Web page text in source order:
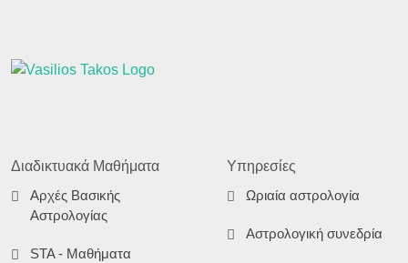
Διαδικτυακά Μαθήματα
Αρχές Βασικής
Αστρολογίας
STA - Μαθήματα
Υπηρεσίες
Ωριαία αστρολογία
Αστρολογική συνεδρία